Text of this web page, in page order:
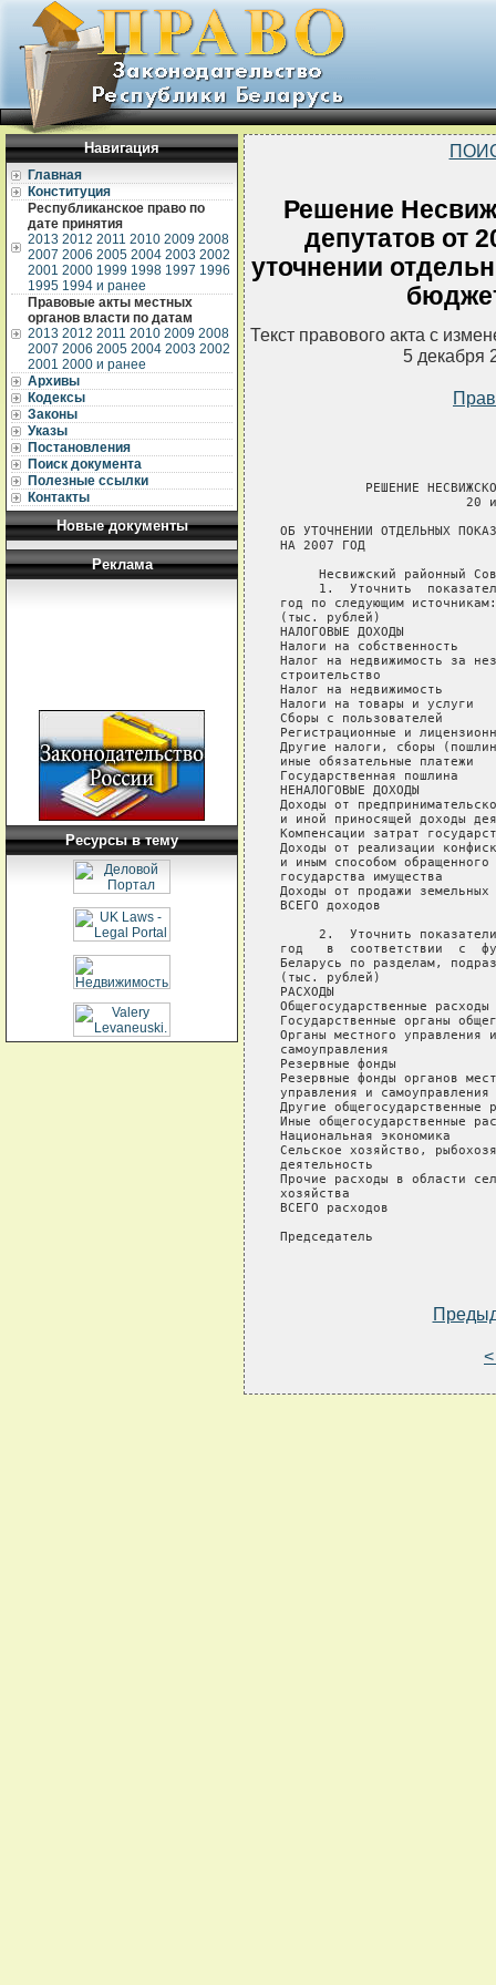
Навигация
Главная
Конституция
Республиканское право по
дате принятия
2013 2012 2011 2010 2009 2008
2007 2006 2005 2004 2003 2002
2001 2000 1999 1998 1997 1996
1995 1994 и ранее
Правовые акты местных
органов власти по датам
2013 2012 2011 2010 2009 2008
2007 2006 2005 2004 2003 2002
2001 2000 и ранее
Архивы
Кодексы
Законы
Указы
Постановления
Поиск документа
Полезные ссылки
Контакты
Новые документы
Реклама
Ресурсы в тему
Решение
депутатов от
уточнении
Текст правового акта с
5 декабря
РЕШЕНИЕ
20
ОБ УТОЧНЕНИИ ОТДЕЛЬНЫХ
НА 2007 ГОД
Несвижский районный
1.  Уточнить
год по следующим источникам:
(тыс. рублей)
НАЛОГОВЫЕ ДОХОДЫ
Налоги на
Налог на недвижимость
строительство
Налог на
Налоги на товары и
Сборы с
Регистрационные и
Другие
иные обязательные
Государственная
НЕНАЛОГОВЫЕ ДОХОДЫ
Доходы от
и иной приносящей
Компенсации затрат
Доходы от
и иным
государства
Доходы от продажи
ВСЕГО доходов
2.  Уточнить
год   в  соответствии  с
Беларусь по разделам,
(тыс. рублей)
Общегосударственные
Государственные органы
Органы местного
самоуправления
Резервные фонды
Резервные фонды
управления и самоуправления
Другие
Иные
Национальная
Сельское хозяйство,
деятельность
Прочие расходы в
хозяйства
ВСЕГО расходов
Председатель